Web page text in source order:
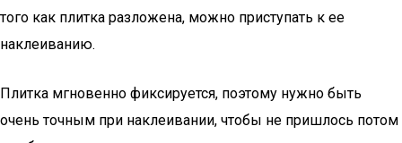
того как плитка разложена, можно приступать к ее
наклеиванию.
Плитка мгновенно фиксируется, поэтому нужно быть
очень точным при наклеивании, чтобы не пришлось потом